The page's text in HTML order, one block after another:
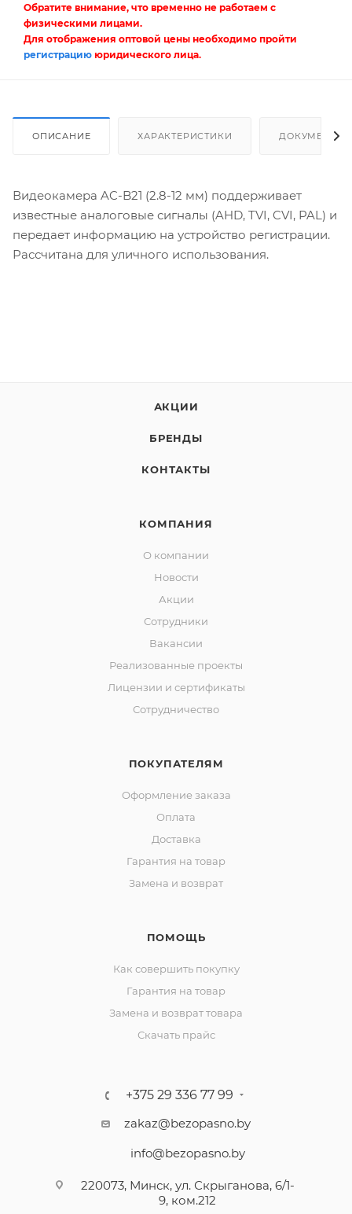
Обратите внимание, что временно не работаем с
физическими лицами.
Для отображения оптовой цены необходимо пройти
регистрацию юридического лица.
ОПИСАНИЕ ХАРАКТЕРИСТИКИ ДОКУМЕНТЫ
Видеокамера AC-B21 (2.8-12 мм) поддерживает
известные аналоговые сигналы (AHD, TVI, CVI, PAL) и
передает информацию на устройство регистрации.
Рассчитана для уличного использования.
АКЦИИ
БРЕНДЫ
КОНТАКТЫ
КОМПАНИЯ
О компании
Новости
Акции
Сотрудники
Вакансии
Реализованные проекты
Лицензии и сертификаты
Сотрудничество
ПОКУПАТЕЛЯМ
Оформление заказа
Оплата
Доставка
Гарантия на товар
Замена и возврат
ПОМОЩЬ
Как совершить покупку
Гарантия на товар
Замена и возврат товара
Скачать прайс
+375 29 336 77 99
zakaz@bezopasno.by
info@bezopasno.by
220073, Минск, ул. Скрыганова, 6/1-
9, ком.212